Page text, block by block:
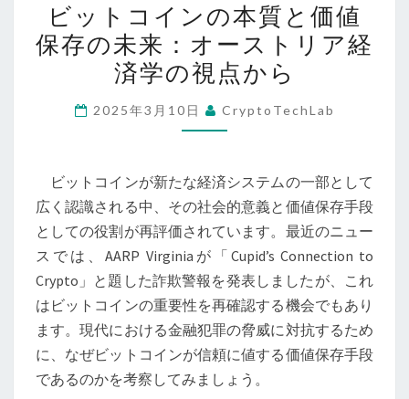
ッ
ト
コ
ン
質
と
価
値
保
存
の
未
来：
ビットコインの本質と価値
保存の未来：オーストリア経
済学の視点から
2025年3月10日 CryptoTechLab
ビットコインが新たな経済システムの一部として
広く認識される中、その社会的意義と価値保存手段
としての役割が再評価されています。最近のニュー
スでは、AARP Virginiaが「Cupid’s Connection to
Crypto」と題した詐欺警報を発表しましたが、これ
はビットコインの重要性を再確認する機会でもあり
ます。現代における金融犯罪の脅威に対抗するため
に、なぜビットコインが信頼に値する価値保存手段
であるのかを考察してみましょう。